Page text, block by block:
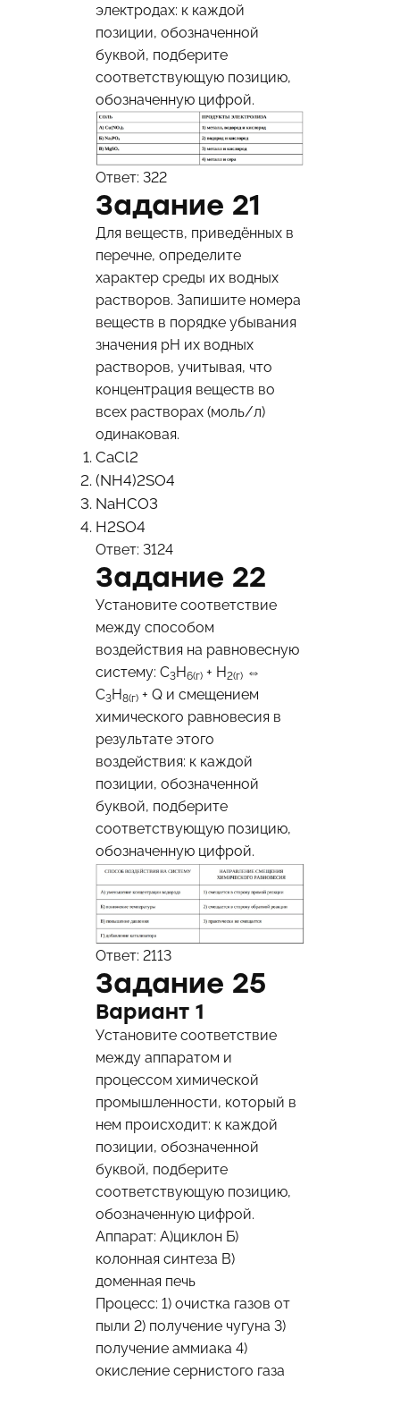
электродах: к каждой
позиции, обозначенной
буквой, подберите
соответствующую позицию,
обозначенную цифрой.
Ответ: 322
Задание 21
Для веществ, приведённых в
перечне, определите
характер среды их водных
растворов. Запишите номера
веществ в порядке убывания
значения pH их водных
растворов, учитывая, что
концентрация веществ во
всех растворах (моль/л)
одинаковая.
CaCl2
(NH4)2SO4
NaHCO3
Н2SO4
Ответ: 3124
Задание 22
Установите соответствие
между способом
воздействия на равновесную
систему: C3H6(г) + H2(г) ⇔
C3H8(г) + Q и смещением
химического равновесия в
результате этого
воздействия: к каждой
позиции, обозначенной
буквой, подберите
соответствующую позицию,
обозначенную цифрой.
Ответ: 2113
Задание 25
Вариант 1
Установите соответствие
между аппаратом и
процессом химической
промышленности, который в
нем происходит: к каждой
позиции, обозначенной
буквой, подберите
соответствующую позицию,
обозначенную цифрой.
Аппарат: А)циклон Б)
колонная синтеза В)
доменная печь
Процесс: 1) очистка газов от
пыли 2) получение чугуна 3)
получение аммиака 4)
окисление сернистого газа